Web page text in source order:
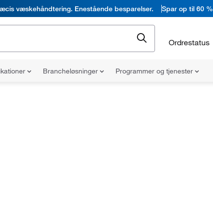
væskehåndtering. Enestående besparelser. Spar op til 60 %
Ordrestatus
Brancheløsninger Programmer og tjenester